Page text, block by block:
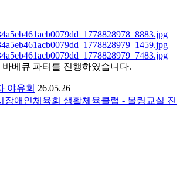
바베큐 파티를 진행하였습니다.
야유회 26.05.26
장애인체육회 생활체육클럽 - 볼링교실 진